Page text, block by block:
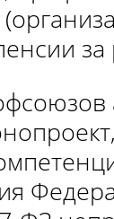
за